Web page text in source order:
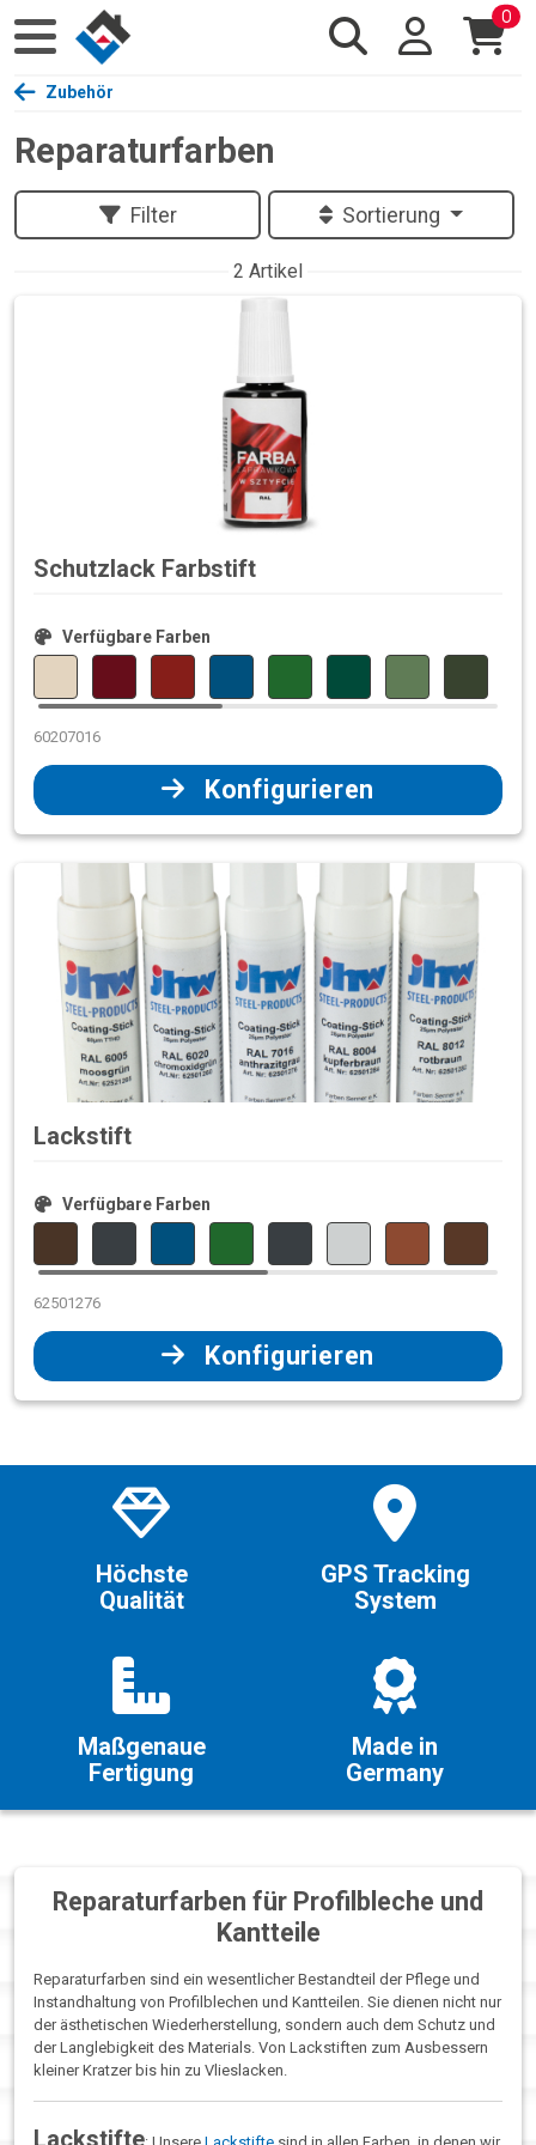
0
Zubehör
Reparaturfarben
Sortierung
Filter
2 Artikel
Schutzlack Farbstift
Verfügbare Farben
60207016
Konfigurieren
Lackstift
Verfügbare Farben
62501276
Konfigurieren
Höchste
Qualität
GPS Tracking
System
Maßgenaue
Fertigung
Made in
Germany
Reparaturfarben für Profilbleche und
Kantteile
Reparaturfarben sind ein wesentlicher Bestandteil der Pflege und
Instandhaltung von Profilblechen und Kantteilen. Sie dienen nicht nur
der ästhetischen Wiederherstellung, sondern auch dem Schutz und
der Langlebigkeit des Materials. Von Lackstiften zum Ausbessern
kleiner Kratzer bis hin zu Vlieslacken.
Lackstifte